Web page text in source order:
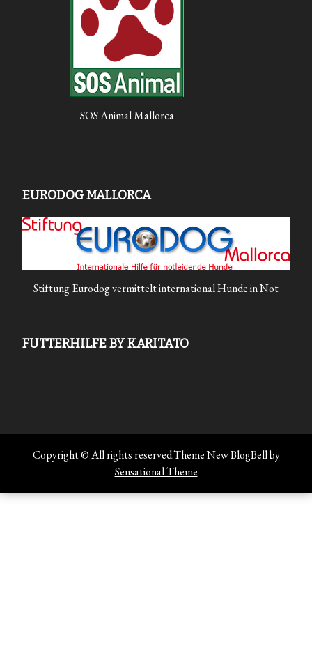
SOS Animal Mallorca
EURODOG MALLORCA
Stiftung Eurodog vermittelt international Hunde in Not
FUTTERHILFE BY KARITATO
Copyright © All rights reserved.Theme New BlogBell by
Sensational Theme